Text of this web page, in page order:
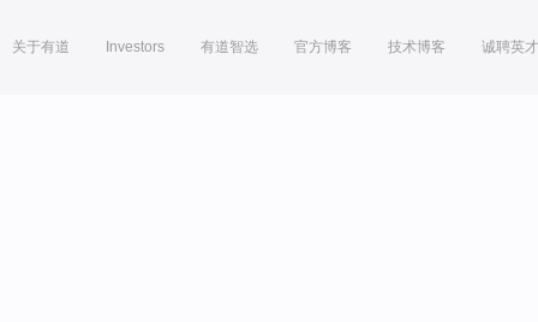
关于有道 Investors 有道智选 官方博客 技术博客 诚聘英才